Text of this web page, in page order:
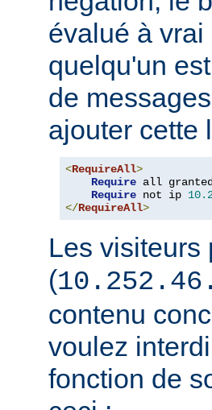
évalué à
quelqu'un
de
ajouter cette
<RequireAll>
Require all granted
Require not ip
</RequireAll>
Les visiteurs
(
contenu
voulez
fonction de